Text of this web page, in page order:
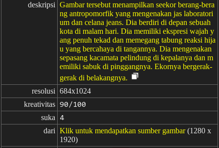
deskripsi Gambar tersebut menampilkan seekor berang-bera
ng antropomorfik yang mengenakan jas laboratori
um dan celana jeans. Dia berdiri di depan sebuah
kota di malam hari. Dia memiliki ekspresi wajah y
ang penuh tekad dan memegang tabung reaksi hija
u yang bercahaya di tangannya. Dia mengenakan
sepasang kacamata pelindung di kepalanya dan m
emiliki sabuk di pinggangnya. Ekornya bergerak-
gerak di belakangnya.
resolusi 684x1024
kreativitas 90/100
suka 4
dari Klik untuk mendapatkan sumber gambar (1280 x
1920)